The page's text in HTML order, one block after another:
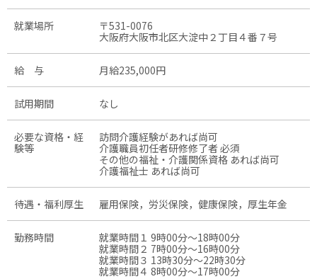
就業場所
〒531-0076
大阪府大阪市北区大淀中２丁目４番７号
給 与 月給235,000円
試用期間 なし
必要な資格・経
験等
訪問介護経験があれば尚可
介護職員初任者研修修了者 必須
その他の福祉・介護関係資格 あれば尚可
介護福祉士 あれば尚可
待遇・福利厚生 雇用保険，労災保険，健康保険，厚生年金
勤務時間
就業時間１ 9時00分〜18時00分
就業時間２ 7時00分〜16時00分
就業時間３ 13時30分〜22時30分
就業時間４ 8時00分〜17時00分